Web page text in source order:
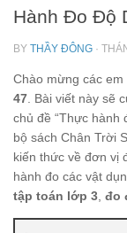
Hành Đo Độ
BY THẦY ĐÔNG ·
Chào mừng các
47. Bài viết này sẽ
chủ đề “Thực hành
bộ sách Chân Trời
kiến thức về đơn vị
hành đo các vật
tập toán lớp 3, đo